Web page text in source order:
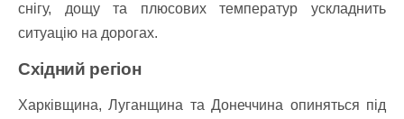
снігу, дощу та плюсових температур ускладнить
ситуацію на дорогах.
Східний регіон
Харківщина, Луганщина та Донеччина опиняться під